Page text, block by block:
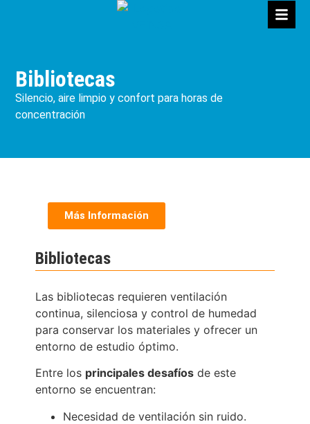
Bibliotecas
Silencio, aire limpio y confort para horas de
concentración
Bibliotecas
Las bibliotecas requieren ventilación
continua, silenciosa y control de humedad
para conservar los materiales y ofrecer un
entorno de estudio óptimo.
Entre los principales desafíos de este
entorno se encuentran:
Necesidad de ventilación sin ruido.
Más Información